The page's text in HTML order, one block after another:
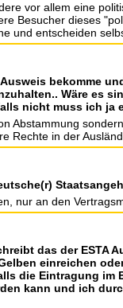
vor allem eine
Besucher dieses
und entscheiden
bekomme
Wäre es
nicht muss ich ja
Abstammung
Rechte in der
nur an den
das der ESTA
einreichen
die Eintragung im
kann und ich